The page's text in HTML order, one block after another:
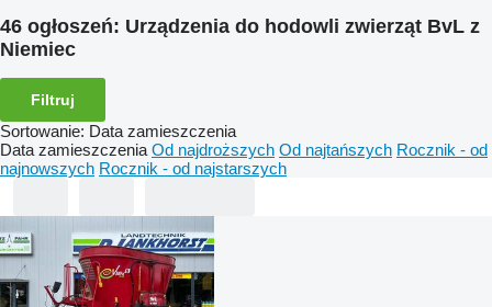
46 ogłoszeń: Urządzenia do hodowli zwierząt BvL z
Niemiec
Filtruj
Sortowanie: Data zamieszczenia
Data zamieszczenia Od najdroższych Od najtańszych Rocznik - od
najnowszych Rocznik - od najstarszych